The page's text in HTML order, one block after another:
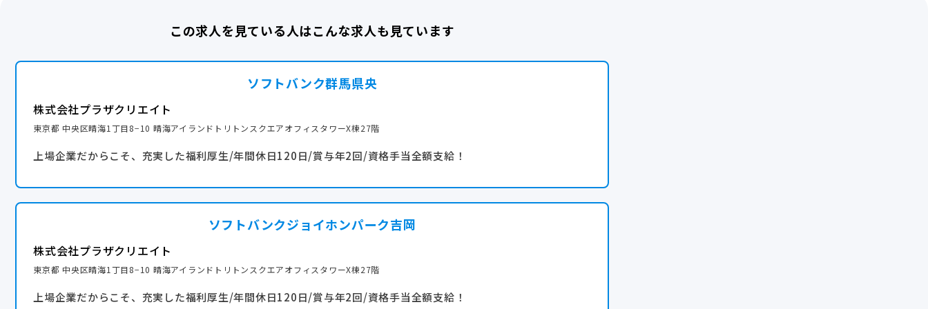
☆賞与/年2回
※個人実績および店舗実績をもとに評価
・リフレッシュ休暇制度(年に1回5連休取得可能)
・裁判員休暇
・子どもの看護休暇
この求人を見ている人はこんな求人も見ています
ソフトバンク群馬県央
株式会社プラザクリエイト
東京都 中央区晴海1丁目8−10 晴海アイランドトリトンスクエアオフィスタワーX棟27階
上場企業だからこそ、充実した福利厚生/年間休日120日/賞与年2回/資格手当全額支給！
ソフトバンクジョイホンパーク吉岡
株式会社プラザクリエイト
東京都 中央区晴海1丁目8−10 晴海アイランドトリトンスクエアオフィスタワーX棟27階
上場企業だからこそ、充実した福利厚生/年間休日120日/賞与年2回/資格手当全額支給！